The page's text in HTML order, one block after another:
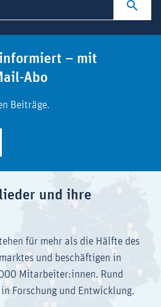
– mit
Abo
Beiträge.
und ihre
für mehr als die Hälfte des
und beschäftigen in
Mitarbeiter:innen. Rund
Forschung und Entwicklung.